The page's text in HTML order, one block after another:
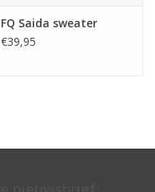
FQ Saida sweater
€39,95